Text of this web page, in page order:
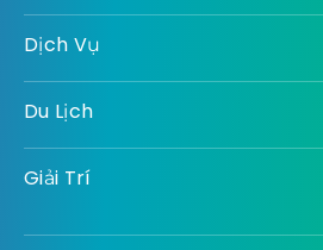
Dịch Vụ
Du Lịch
Giải Trí